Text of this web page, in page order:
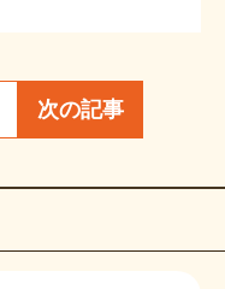
次の記事